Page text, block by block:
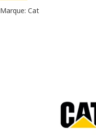
Marque: Cat